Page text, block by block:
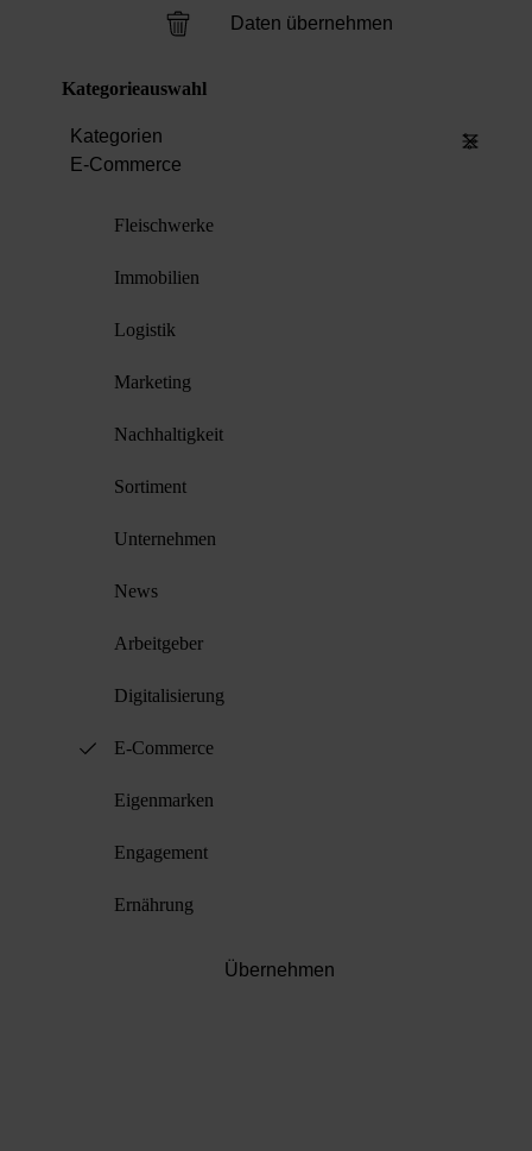
Daten übernehmen
Kategorieauswahl
Kategorien
E-Commerce
Fleischwerke
Immobilien
Logistik
Marketing
Nachhaltigkeit
Sortiment
Unternehmen
News
Arbeitgeber
Digitalisierung
E-Commerce
Eigenmarken
Engagement
Ernährung
Übernehmen